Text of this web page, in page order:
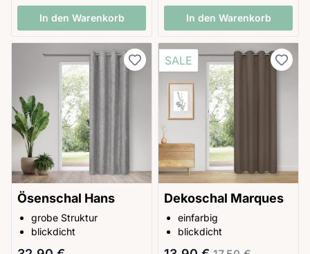
In den Warenkorb In den Warenkorb
Ösenschal Hans
grobe Struktur
blickdicht
SALE
Dekoschal Marques
einfarbig
blickdicht
SonderpreisRegulärer Preis